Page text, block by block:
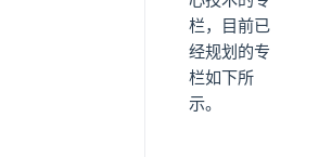
栏，目前已
经规划的专
栏如下所
示。